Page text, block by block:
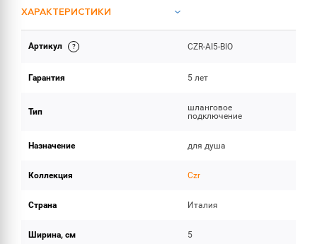
ХАРАКТЕРИСТИКИ
ОБЪЕМ ПОСТАВКИ
Артикул CZR-AI5-BIO
Гарантия 5 лет
Тип
шланговое
подключение
Назначение для душа
Коллекция Czr
Страна Италия
Ширина, см 5